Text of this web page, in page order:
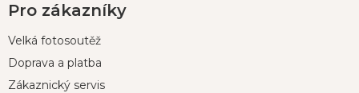
Pro zákazníky
Velká fotosoutěž
Doprava a platba
Zákaznický servis